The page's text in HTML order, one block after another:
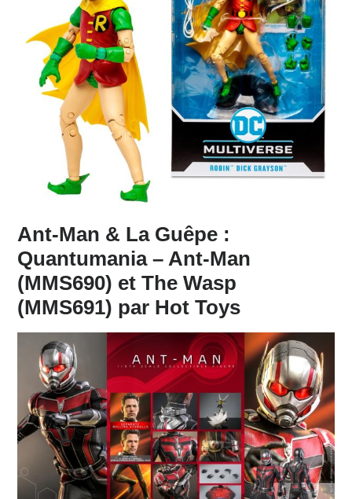
Ant-Man & La Guêpe :
Quantumania – Ant-Man
(MMS690) et The Wasp
(MMS691) par Hot Toys